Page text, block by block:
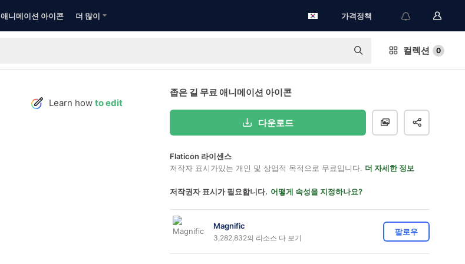
애니메이션 아이콘 더 많이 가격정책
컬렉션 0
Learn how to edit
좁은 길 무료 애니메이션 아이콘
다운로드
Flaticon 라이센스
저작자 표시가있는 개인 및 상업적 목적으로 무료입니다. 더 자세한 정보
저작권자 표시가 필요합니다. 어떻게 속성을 지정하나요?
Magnific
3,282,832의 리소스 다 보기
팔로우